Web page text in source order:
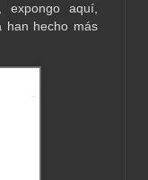
expongo aquí,
han hecho más